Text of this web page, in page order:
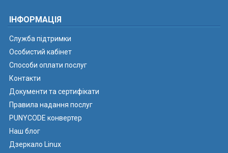
ІНФОРМАЦІЯ
Служба підтримки
Особистий кабінет
Способи оплати послуг
Контакти
Документи та сертифікати
Правила надання послуг
PUNYCODE конвертер
Наш блог
Дзеркало Linux